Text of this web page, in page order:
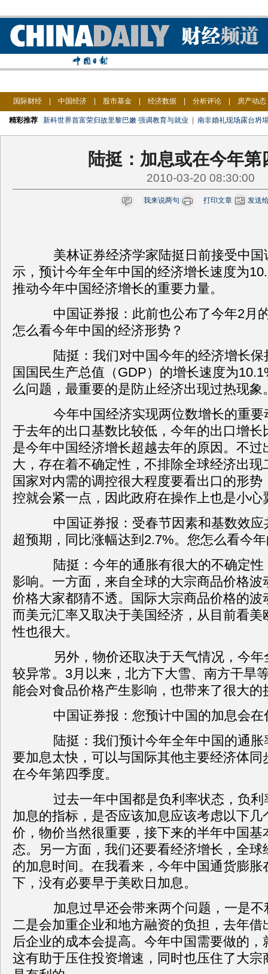
国际财经 中国经济 股市基金 经济数据 分析评论 房产动态
精彩推荐 新科世界首富荣归故里黎巴嫩 强调教育与就业 南非婚礼现场露台坍
陆挺：加息或在今年第
2010-03-20 08:30:00
我来说两句 打印文章 发送
美林证券经济学家陆挺日前接受中国
示，预计今年全年中国的经济增长速度为
推动今年中国经济增长的重要力量。
中国证券报：此前也公布了今年2月
怎么看今年中国的经济形势？
陆挺：我们对中国今年的经济增长保
国国民生产总值（GDP）的增长速度为
么问题，最重要的是防止经济出现过热现象
今年中国经济实现两位数增长的重要
于去年的出口基数比较低，今年的出口增长
是今年中国经济增长超越去年的原因。不过
大，存在着不确定性，不排除全球经济出
国家对内需的调控很大程度要看出口的形
控就会紧一点，因此政府在操作上也是小心
中国证券报：受春节因素和基数效应
超预期，同比涨幅达到2.7%。您怎么看今
陆挺：今年的通胀有很大的不确定性
影响。一方面，来自全球的大宗商品价格波
价格大家都猜不透。国际大宗商品价格的波
而美元汇率又取决于美国经济，从目前看美
性也很大。
另外，物价还取决于天气情况，今年
较异常。3月以来，北方下大雪、南方干旱
能会对食品价格产生影响，也带来了很大的
中国证券报：您预计中国的加息会在
陆挺：我们预计今年全年中国的通胀
要加息太快，可以与国际其他主要经济体同
在今年第四季度。
过去一年中国都是负利率状态，负利
加息的指标，是否应该加息应该考虑以下
价，物价当然很重要，接下来的半年中国基
态。另一方面，我们还要看经济增长，全球
的加息时间。在我看来，今年中国通货膨胀
下，没有必要早于美欧日加息。
加息过早还会带来两个问题，一是不
二是会加重企业和地方融资的负担，去年借
后企业的成本会提高。今年中国需要做的
这有助于压住投资增速，同时也压住了大宗